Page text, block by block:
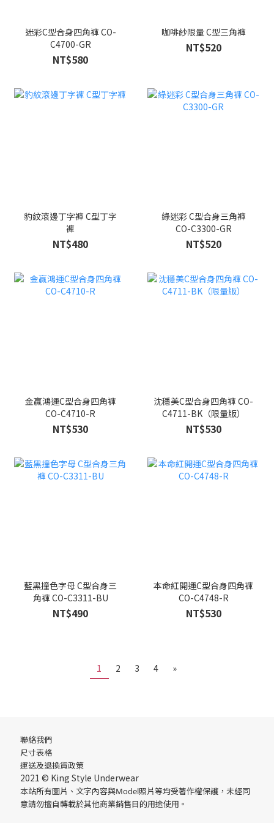
迷彩C型合身四角褲 CO-
C4700-GR
NT$580
咖啡紗限量 C型三角褲
NT$520
豹紋滾邊丁字褲 C型丁字
褲
NT$480
綠迷彩 C型合身三角褲
CO-C3300-GR
NT$520
金贏鴻運C型合身四角褲
CO-C4710-R
NT$530
沈穩美C型合身四角褲 CO-
C4711-BK（限量版）
NT$530
藍黑撞色字母 C型合身三
角褲 CO-C3311-BU
NT$490
本命紅開運C型合身四角褲
CO-C4748-R
NT$530
1 2 3 4 »
聯絡我們
尺寸表格
運送及退換貨政策
2021 © King Style Underwear
本站所有圖片、文字內容與Model照片等均受著作權保護，未經同
意請勿擅自轉載於其他商業銷售目的用途使用。